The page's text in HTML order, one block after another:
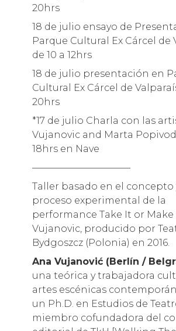
20hrs
18 de julio ensayo de
Parque Cultural Ex Cárcel de
de 10 a 12hrs
18 de julio presentación en
Cultural Ex Cárcel de
20hrs
*17 de julio Charla con las
Vujanovic and Marta
18hrs en Nave
——————————–
Taller basado en el concepto
proceso experimental de la
performance Take It or Make
Vujanovic, producido por
Bydgoszcz (Polonia) en 2016.
Ana Vujanović (Berlín /
una teórica y trabajadora
artes escénicas
un Ph.D. en Estudios de
miembro cofundadora del